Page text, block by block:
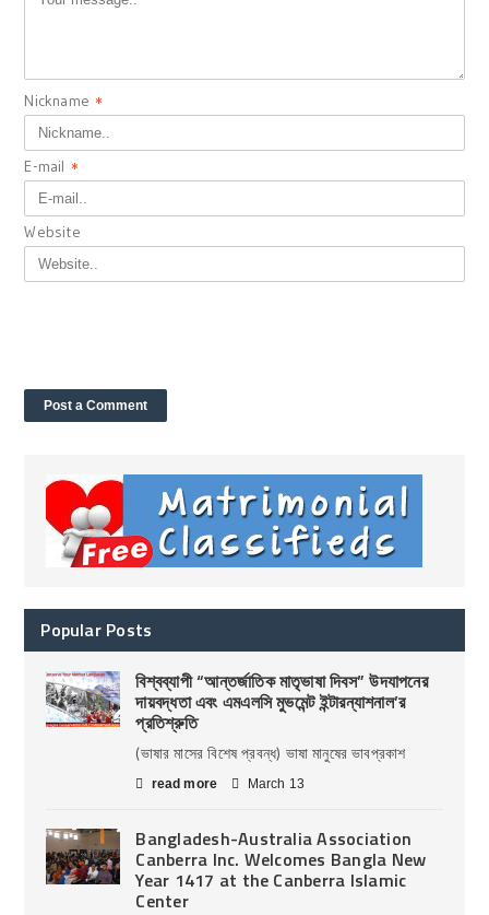
Nickname *
E-mail *
Website
Popular Posts
বিশ্বব্যাপী “আন্তর্জাতিক মাতৃভাষা দিবস” উদযাপনের
দায়বদ্ধতা এবং এমএলসি মুভমেন্ট ইন্টারন্যাশনাল’র
প্রতিশ্রুতি
(ভাষার মাসের বিশেষ প্রবন্ধ) ভাষা মানুষের ভাবপ্রকাশ
read more March 13
Bangladesh-Australia Association
Canberra Inc. Welcomes Bangla New
Year 1417 at the Canberra Islamic
Center